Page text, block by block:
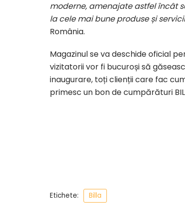
moderne, amenajate astfel încât
la cele mai bune produse și
România.
Magazinul se va deschide oficial
vizitatorii vor fi bucuroși să
inaugurare, toți clienții care fac
primesc un bon de cumpărături
Etichete: Billa